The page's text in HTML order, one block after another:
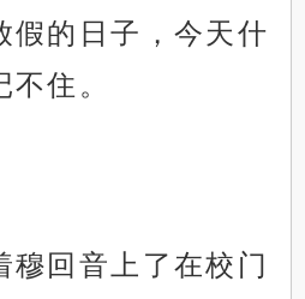
假的日子，今天什
住。
穆回音上了在校门